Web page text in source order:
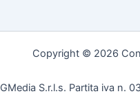
Copyright © 2026
GMedia S.r.l.s. Partita iva n.